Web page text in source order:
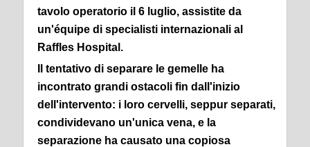
tavolo operatorio il 6 luglio, assistite da
un'équipe di specialisti internazionali al
Raffles Hospital.
Il tentativo di separare le gemelle ha
incontrato grandi ostacoli fin dall'inizio
dell'intervento: i loro cervelli, seppur separati,
condividevano un'unica vena, e la
separazione ha causato una copiosa